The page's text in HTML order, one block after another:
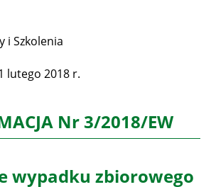
i Szkolenia
lutego 2018 r.
Nr 3/2018/EW
wypadku zbiorowego